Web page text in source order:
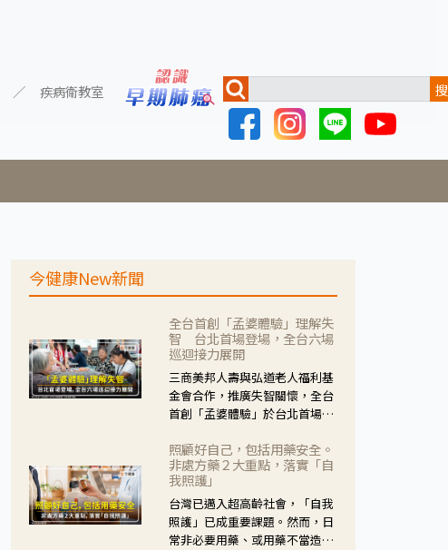
疾病衛教室
今健康New新聞
全台首創「孟婆體驗」理解失
智 台北首場登場，全台六場
巡迴接力展開
三商美邦人壽與弘道老人福利基
金會合作，推廣失智關懷，全台
首創「孟婆體驗」於台北首場實
模式，用結合情境互動等豐富活
動，將抽象的失智轉化為可感
受、可討論的生活情境，並引導
民眾在家人開始出現改變時，以
理解取代責備、以耐心回應不
安。
照顧好自己，包括用藥安全。
非處方藥２大重點，落實「自
我照護」
台灣已邁入超高齡社會，「自我
照護」已成重要課題。然而，日
常非必要用藥、或用藥不當造成